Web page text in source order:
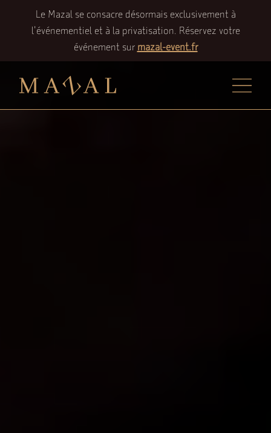
Le Mazal se consacre désormais exclusivement à
l'événementiel et à la privatisation. Réservez votre
événement sur mazal-event.fr